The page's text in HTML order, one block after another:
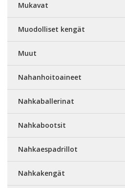
Mukavat
Muodolliset kengät
Muut
Nahanhoitoaineet
Nahkaballerinat
Nahkabootsit
Nahkaespadrillot
Nahkakengät